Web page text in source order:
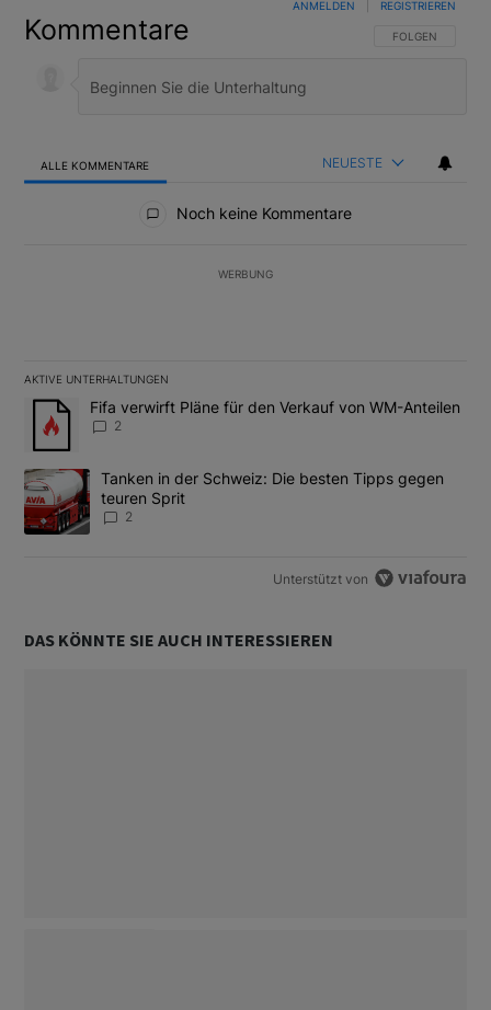
Kommentare FOLGE DIESER
FOLGEN
ANMELDEN REGISTRIEREN
ALLE KOMMENTARE NEUESTE
Noch keine Kommentare
WERBUNG
AKTIVE UNTERHALTUNGEN
Das Folgende ist eine Liste der am meisten kommentierten
Ein Trendartikel mit dem Titel "Fifa verwirft Pläne für den
Fifa verwirft Pläne für den Verkauf von WM-Anteilen
2
Ein Trendartikel mit dem Titel "Tanken in der Schweiz: Die
Tanken in der Schweiz: Die besten Tipps gegen
teuren Sprit
2
Unterstützt von
DAS KÖNNTE SIE AUCH INTERESSIEREN